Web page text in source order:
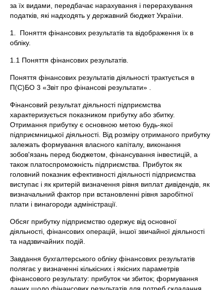
за їх видами, передбачає нарахування і перерахування
податків, які надходять у державний бюджет України.
1. Поняття фінансових результатів та відображення їх в
обліку.
1.1 Поняття фінансових результатів.
Поняття фінансових результатів діяльності трактується в
П(С)БО 3 «Звіт про фінансові результати» .
Фінансовий результат діяльності підприємства
характеризується показником прибутку або збитку.
Отримання прибутку є основною метою будь-якої
підприємницької діяльності. Від розміру отриманого прибутку
залежать формування власного капіталу, виконання
зобов'язань перед бюджетом, фінансування інвестицій, а
також платоспроможність підприємства. Прибуток як
головний показник ефективності діяльності підприємства
виступає і як критерій визначення рівня виплат дивідендів, як
визначальний фактор при встановленні рівня заробітної
плати і винагороди адміністрації.
Обсяг прибутку підприємство одержує від основної
діяльності, фінансових операцій, іншої звичайної діяльності
та надзвичайних подій.
Завдання бухгалтерського обліку фінансових результатів
полягає у визначенні кількісних і якісних параметрів
фінансового результату: прибуток чи збиток; формування